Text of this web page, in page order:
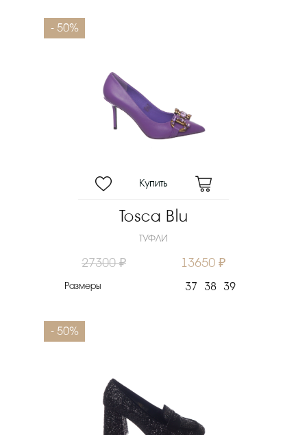
- 50%
Tosca Blu
ТУФЛИ
27300 ₽ 13650 ₽
Размеры 37 38 39
- 50%